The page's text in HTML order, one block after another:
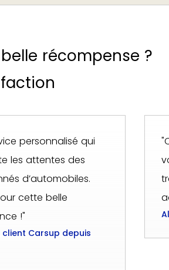
récompense ?
personnalisé qui
les attentes des
d’automobiles.
cette belle
!"
client Carsup depuis